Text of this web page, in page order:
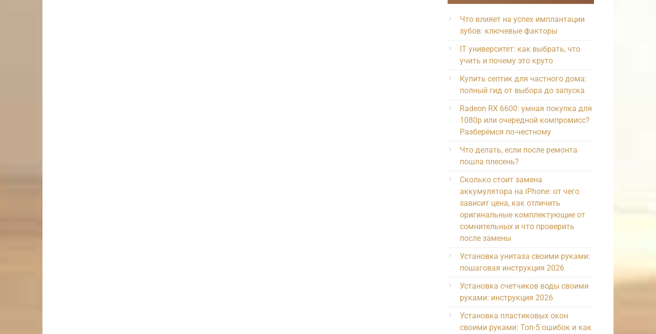
Что влияет на успех имплантации
зубов: ключевые факторы
IT университет: как выбрать, что
учить и почему это круто
Купить септик для частного дома:
полный гид от выбора до запуска
Radeon RX 6600: умная покупка для
1080p или очередной компромисс?
Разберёмся по-честному
Что делать, если после ремонта
пошла плесень?
Сколько стоит замена
аккумулятора на iPhone: от чего
зависит цена, как отличить
оригинальные комплектующие от
сомнительных и что проверить
после замены
Установка унитаза своими руками:
пошаговая инструкция 2026
Установка счетчиков воды своими
руками: инструкция 2026
Установка пластиковых окон
своими руками: Топ-5 ошибок и как